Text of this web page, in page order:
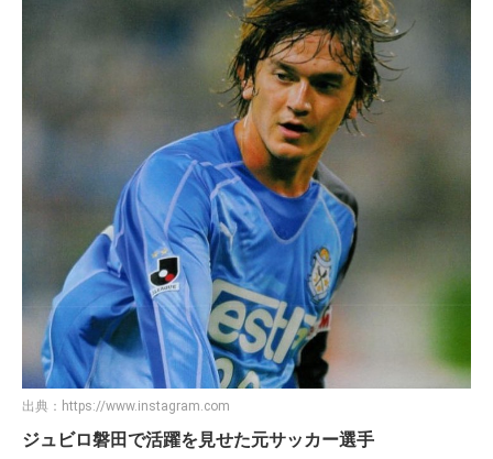
出典： https://www.instagram.com
ジュビロ磐田で活躍を見せた元サッカー選手